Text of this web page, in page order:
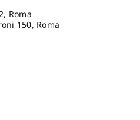
Roma
150, Roma